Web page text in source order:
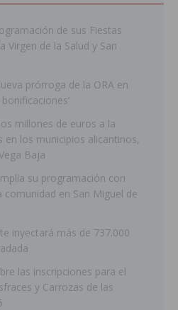
de sus Fiestas
Virgen de la Salud y San
prórroga de la ORA en
millones de euros a la
en los municipios alicantinos,
Baja
su programación con
comunidad en San Miguel de
inyectará más de 737.000
las inscripciones para el
y Carrozas de las